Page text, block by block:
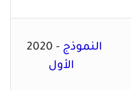
2020 - النموذج